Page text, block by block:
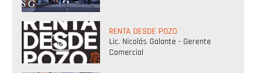
RENTA DESDE POZO
Lic. Nicolás Galante - Gerente
Comercial